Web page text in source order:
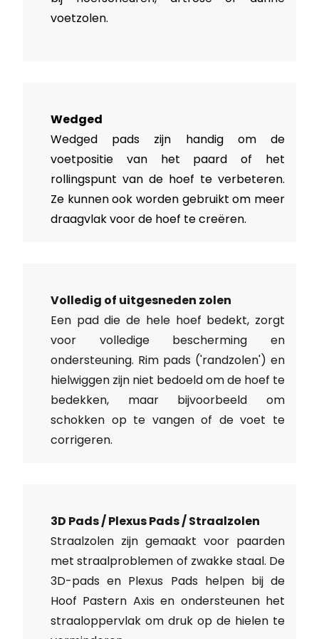
voetzolen.
Wedged
Wedged pads zijn handig om de
voetpositie van het paard of het
rollingspunt van de hoef te verbeteren.
Ze kunnen ook worden gebruikt om meer
draagvlak voor de hoef te creëren.
Volledig of uitgesneden zolen
Een pad die de hele hoef bedekt, zorgt
voor volledige bescherming en
ondersteuning. Rim pads ('randzolen') en
hielwiggen zijn niet bedoeld om de hoef te
bedekken, maar bijvoorbeeld om
schokken op te vangen of de voet te
corrigeren.
3D Pads / Plexus Pads / Straalzolen
Straalzolen zijn gemaakt voor paarden
met straalproblemen of zwakke staal. De
3D-pads en Plexus Pads helpen bij de
Hoof Pastern Axis en ondersteunen het
straaloppervlak om druk op de hielen te